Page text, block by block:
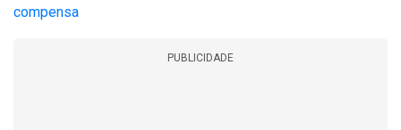
compensa
PUBLICIDADE